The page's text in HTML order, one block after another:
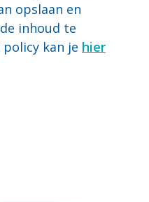
opslaan en
inhoud te
kan je hier